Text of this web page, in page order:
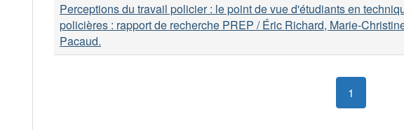
Perceptions du travail policier : le point de vue d'étudiants en
policières : rapport de recherche PREP / Éric Richard, Marie-
Pacaud.
1